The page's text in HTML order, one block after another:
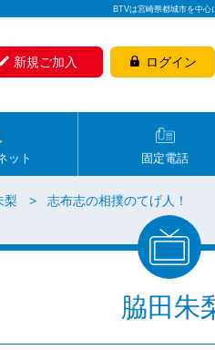
BTVは宮崎県都城市を中心
新規ご加入 ログイン
ット 固定電話
梨 志布志の相撲のてげ人！
脇田朱